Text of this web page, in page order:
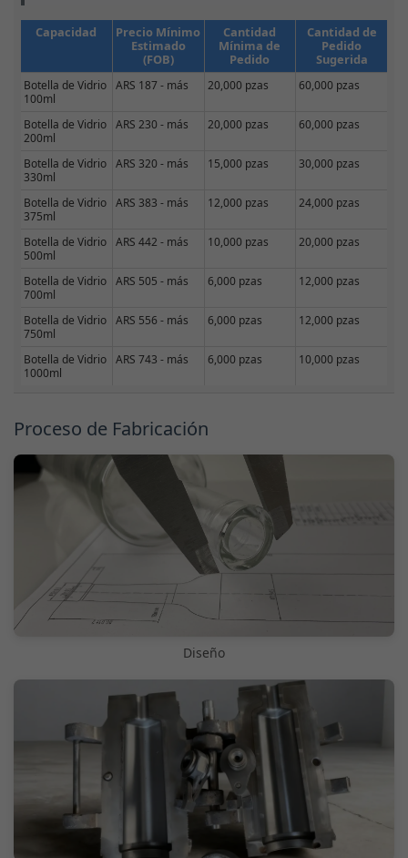
Capacidad
Precio Mínimo
Estimado
(FOB)
Cantidad
Mínima de
Pedido
Cantidad de
Pedido
Sugerida
Botella de Vidrio
100ml
ARS 187 - más 20,000 pzas 60,000 pzas
Botella de Vidrio
200ml
ARS 230 - más 20,000 pzas 60,000 pzas
Botella de Vidrio
330ml
ARS 320 - más 15,000 pzas 30,000 pzas
Botella de Vidrio
375ml
ARS 383 - más 12,000 pzas 24,000 pzas
Botella de Vidrio
500ml
ARS 442 - más 10,000 pzas 20,000 pzas
Botella de Vidrio
700ml
ARS 505 - más 6,000 pzas 12,000 pzas
Botella de Vidrio
750ml
ARS 556 - más 6,000 pzas 12,000 pzas
Botella de Vidrio
1000ml
ARS 743 - más 6,000 pzas 10,000 pzas
Proceso de Fabricación
Diseño